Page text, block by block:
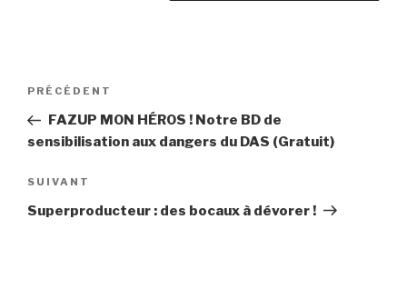
Navigation
l’article
Article
précédent
PRÉCÉDENT
FAZUP MON HÉROS ! Notre BD de
sensibilisation aux dangers du DAS (Gratuit)
Article
suivant
SUIVANT
Superproducteur : des bocaux à dévorer !